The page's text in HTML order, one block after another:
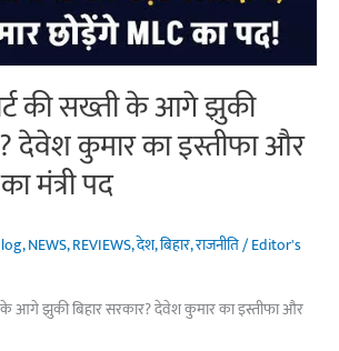
की सख्ती के आगे झुकी
देवेश कुमार का इस्तीफा और
मंत्री पद
,NEWS,REVIEWS,देश,बिहार,राजनीति/Editor's
के आगे झुकी बिहार सरकार? देवेश कुमार का इस्तीफा और